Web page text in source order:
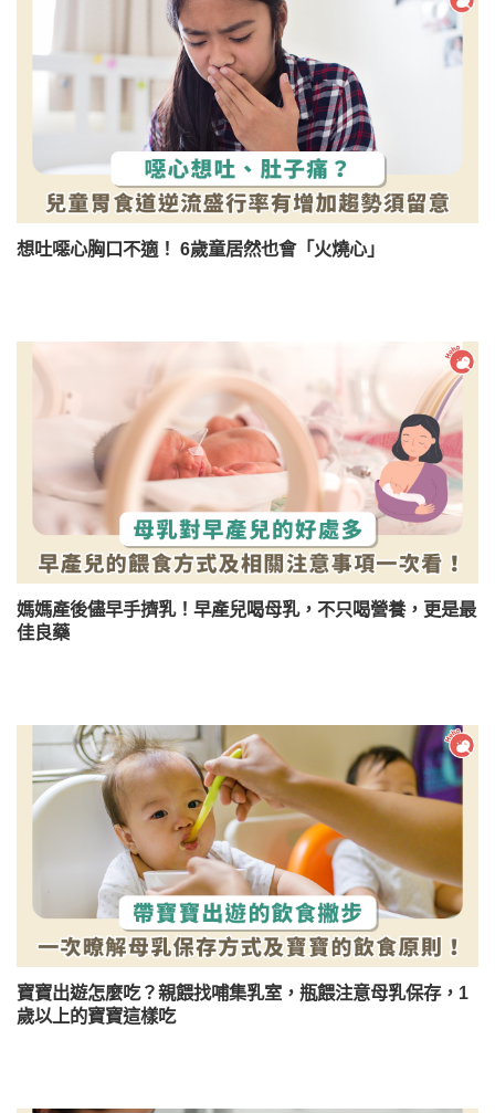
想吐噁心胸口不適！ 6歲童居然也會「火燒心」
媽媽產後儘早手擠乳！早產兒喝母乳，不只喝營養，更是最
佳良藥
寶寶出遊怎麼吃？親餵找哺集乳室，瓶餵注意母乳保存，1
歲以上的寶寶這樣吃